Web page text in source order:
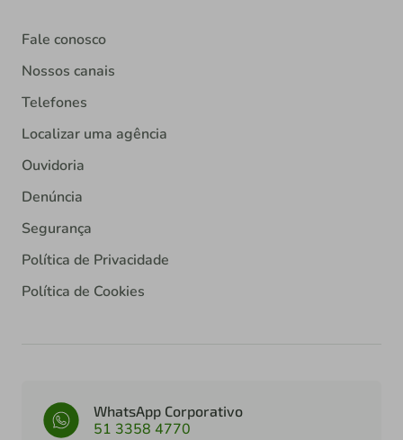
Fale conosco
Nossos canais
Telefones
Localizar uma agência
Ouvidoria
Denúncia
Segurança
Política de Privacidade
Política de Cookies
WhatsApp Corporativo
51 3358 4770